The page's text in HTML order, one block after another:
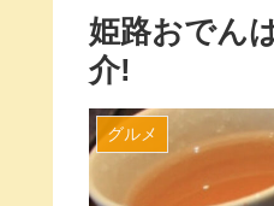
姫路おでん
介!
グルメ